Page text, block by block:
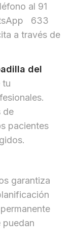
al 91
633
a través de
del
tu
de
pacientes
garantiza
puedan